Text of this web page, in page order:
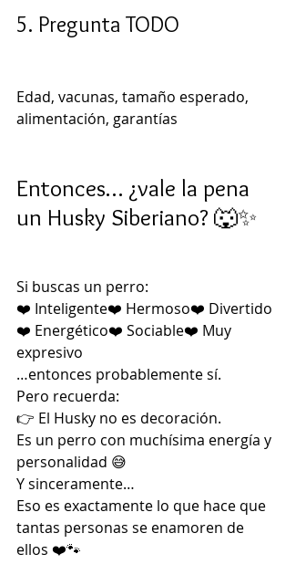
5. Pregunta TODO
Edad, vacunas, tamaño esperado,
alimentación, garantías
Entonces… ¿vale la pena
un Husky Siberiano? 🐺✨
Si buscas un perro:
❤️ Inteligente❤️ Hermoso❤️ Divertido
❤️ Energético❤️ Sociable❤️ Muy
expresivo
…entonces probablemente sí.
Pero recuerda:
👉 El Husky no es decoración.
Es un perro con muchísima energía y
personalidad 😅
Y sinceramente…
Eso es exactamente lo que hace que
tantas personas se enamoren de
ellos ❤️🐾